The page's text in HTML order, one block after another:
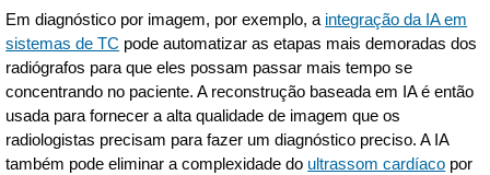
Em diagnóstico por imagem, por exemplo, a integração da IA em
sistemas de TC pode automatizar as etapas mais demoradas dos
radiógrafos para que eles possam passar mais tempo se
concentrando no paciente. A reconstrução baseada em IA é então
usada para fornecer a alta qualidade de imagem que os
radiologistas precisam para fazer um diagnóstico preciso. A IA
também pode eliminar a complexidade do ultrassom cardíaco por